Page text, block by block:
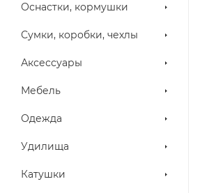
Оснастки, кормушки
Сумки, коробки, чехлы
Аксессуары
Мебель
Одежда
Удилища
Катушки